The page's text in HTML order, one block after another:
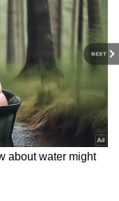
NEXT
கல்கி
பொன்னியின்
பலர் முயற்சி